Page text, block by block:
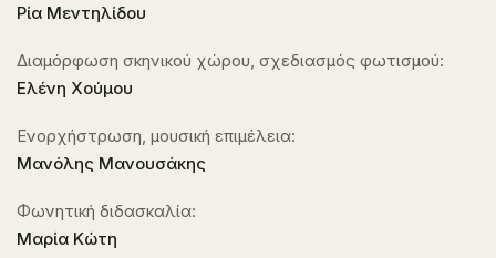
Ρία Μεντηλίδου
Διαμόρφωση σκηνικού χώρου, σχεδιασμός φωτισμού:
Ελένη Χούμου
Ενορχήστρωση, μουσική επιμέλεια:
Μανόλης Μανουσάκης
Φωνητική διδασκαλία:
Μαρία Κώτη